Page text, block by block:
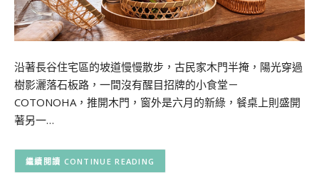
沿著長谷住宅區的坡道慢慢散步，古民家木門半掩，陽光穿過
樹影灑落石板路，一間沒有醒目招牌的小食堂－
COTONOHA，推開木門，窗外是六月的新綠，餐桌上則盛開
著另一…
CONTINUE READING